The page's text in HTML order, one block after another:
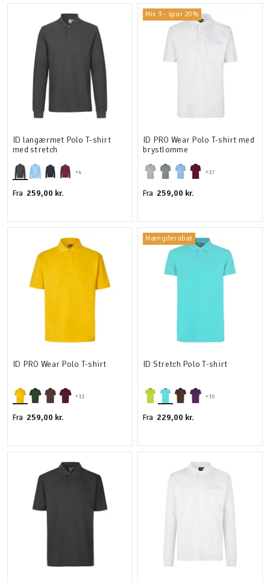
+4
ID langærmet Polo T-shirt
med stretch
Fra 259,00 kr.
Mix 3 - spar 20%
+17
ID PRO Wear Polo T-shirt med
brystlomme
Fra 259,00 kr.
+11
ID PRO Wear Polo T-shirt
Fra 259,00 kr.
Mængderabat
+15
ID Stretch Polo T-shirt
Fra 229,00 kr.